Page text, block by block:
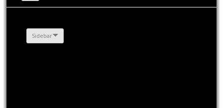
Sidebar